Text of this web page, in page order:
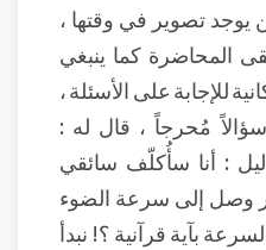
يوجد تصوير في وقتها ،
المحاضرة كما ينبغي
للإجابة على الأسئلة ،
سؤالاً مُحرجاً ، قال له :
: أنا سأُكلّف سائقي
وصل إلى سرعة الضوء
بآية قرآنية ؟! نبدأ